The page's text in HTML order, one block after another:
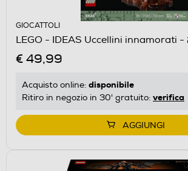
GIOCATTOLI
LEGO - IDEAS Uccellini innamorati -
€ 49,99
Acquisto online: disponibile
Ritiro in negozio in 30' gratuito: verifica
AGGIUNGI